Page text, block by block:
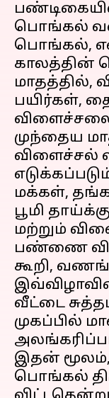
பொங்கல்
பொங்கல்,
காலத்தின்
மாதத்தில்,
பயிர்கள்,
விளைச்சலை
முந்தைய
விளைச்சல்
மக்கள்,
பூமி
மற்றும்
பண்ணை
கூறி,
வீட்டை
முகப்பில்
இதன்
பொங்கல்